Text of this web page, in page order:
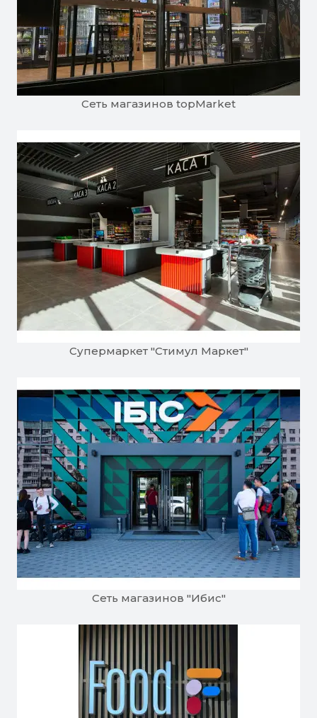
Сеть магазинов topMarket
Супермаркет "Стимул Маркет"
Сеть магазинов "Ибис"